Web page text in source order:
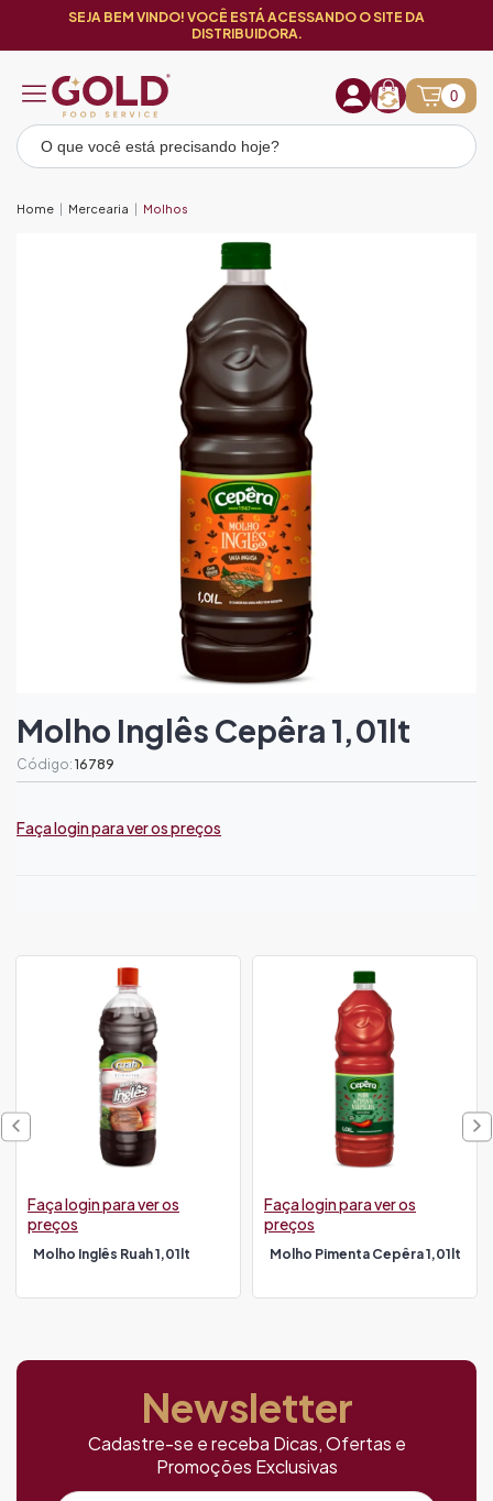
SEJA BEM VINDO! VOCÊ ESTÁ ACESSANDO O SITE DA
DISTRIBUIDORA.
0
Home Mercearia Molhos
Molho Inglês Cepêra 1,01lt
Código: 16789
Faça login para ver os preços
Molho Inglês Ruah 1,01lt
Faça login para ver os
preços
Molho Pimenta Cepêra 1,01lt
Faça login para ver os
preços
Newsletter
Cadastre-se e receba Dicas, Ofertas e
Promoções Exclusivas